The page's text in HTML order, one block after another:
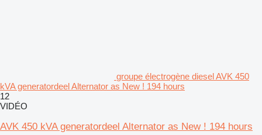
groupe électrogène diesel AVK 450
kVA generatordeel Alternator as New ! 194 hours
12
VIDÉO
AVK 450 kVA generatordeel Alternator as New ! 194 hours